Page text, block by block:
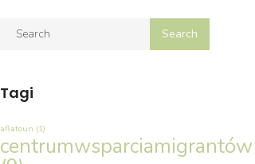
Tagi
aflatoun (1)
centrumwsparciamigrantów